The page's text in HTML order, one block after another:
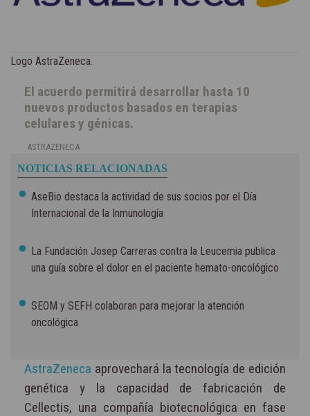
Logo AstraZeneca.
El acuerdo permitirá desarrollar hasta 10
nuevos productos basados en terapias
celulares y génicas.
ASTRAZENECA
NOTICIAS RELACIONADAS
AseBio destaca la actividad de sus socios por el Día
Internacional de la Inmunología
La Fundación Josep Carreras contra la Leucemia publica
una guía sobre el dolor en el paciente hemato-oncológico
SEOM y SEFH colaboran para mejorar la atención
oncológica
AstraZeneca aprovechará la tecnología de edición
genética y la capacidad de fabricación de
Cellectis, una compañía biotecnológica en fase